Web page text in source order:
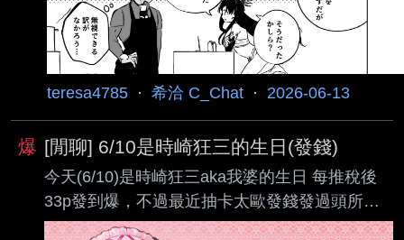
teresa4785 · 希洽 C_Chat · 2026-06-13
爆 [閒聊] 6/10是時崎狂三的生日(發錢)
今天(6/10)是時崎狂三aka我婆的生日 每推稅後
33p發到爆，不過最近抽卡太歐發錢發過頭所以
沒錢，今年沒有加碼ㄅ歉QQ 不知道要說什麼的